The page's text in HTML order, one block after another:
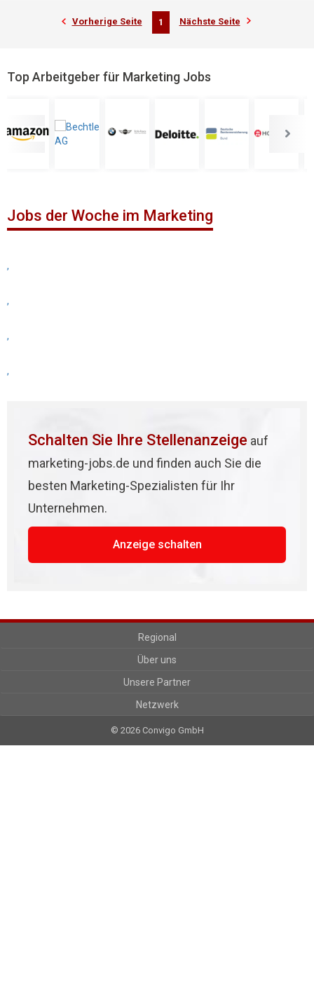
Vorherige Seite 1 Nächste Seite
Top Arbeitgeber für Marketing Jobs
Jobs der Woche im Marketing
,
,
,
,
Schalten Sie Ihre Stellenanzeige auf
marketing-jobs.de und finden auch Sie die
besten Marketing-Spezialisten für Ihr
Unternehmen.
Anzeige schalten
Regional
Über uns
Unsere Partner
Netzwerk
© 2026 Convigo GmbH